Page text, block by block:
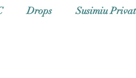
Drops Susimiu